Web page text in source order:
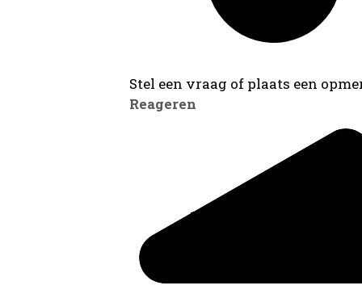
Stel een vraag of plaats een
Reageren